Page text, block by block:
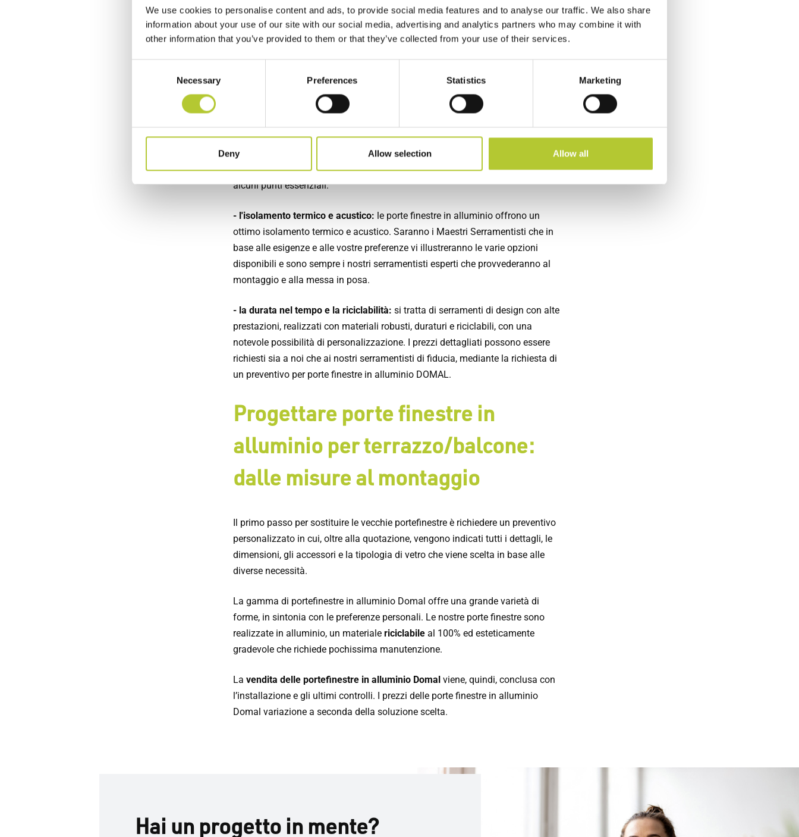
We use cookies to personalise content and ads, to provide social media features and to analyse our traffic. We also share
information about your use of our site with our social media, advertising and analytics partners who may combine it with
other information that you’ve provided to them or that they’ve collected from your use of their services.
Necessary Preferences Statistics Marketing
Deny Allow selection Allow all
avanzati, con l'obiettivo di offrire ai nostri cliente un servizio di qualità
superiore.
Come scegliere le porte finestre in
alluminio per terrazzo/balcone
Quando, facendo una ristrutturazione per migliorare l'efficienza energetica della
propria abitazione, arriva il momento di cambiare i vecchi serramenti, è
necessario valutare, oltre alle dimensioni possibili delle porte finestre, anche
alcuni punti essenziali:
- l'isolamento termico e acustico: le porte finestre in alluminio offrono un
ottimo isolamento termico e acustico. Saranno i Maestri Serramentisti che in
base alle esigenze e alle vostre preferenze vi illustreranno le varie opzioni
disponibili e sono sempre i nostri serramentisti esperti che provvederanno al
montaggio e alla messa in posa.
- la durata nel tempo e la riciclabilità: si tratta di serramenti di design con alte
prestazioni, realizzati con materiali robusti, duraturi e riciclabili, con una
notevole possibilità di personalizzazione. I prezzi dettagliati possono essere
richiesti sia a noi che ai nostri serramentisti di fiducia, mediante la richiesta di
un preventivo per porte finestre in alluminio DOMAL.
Progettare porte finestre in
alluminio per terrazzo/balcone:
dalle misure al montaggio
Il primo passo per sostituire le vecchie portefinestre è richiedere un preventivo
personalizzato in cui, oltre alla quotazione, vengono indicati tutti i dettagli, le
dimensioni, gli accessori e la tipologia di vetro che viene scelta in base alle
diverse necessità.
La gamma di portefinestre in alluminio Domal offre una grande varietà di
forme, in sintonia con le preferenze personali. Le nostre porte finestre sono
realizzate in alluminio, un materiale riciclabile al 100% ed esteticamente
gradevole che richiede pochissima manutenzione.
La vendita delle portefinestre in alluminio Domal viene, quindi, conclusa con
l’installazione e gli ultimi controlli. I prezzi delle porte finestre in alluminio
Domal variazione a seconda della soluzione scelta.
Hai un progetto in mente?